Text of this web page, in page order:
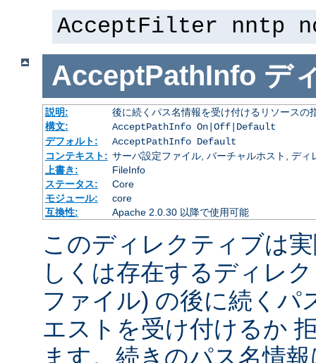
AcceptFilter nntp
AcceptPathInfo デ
説明:
後に続くパス名情報を受け付けるリソースの
構文:
AcceptPathInfo On|Off|Default
デフォルト:
AcceptPathInfo Default
コンテキスト: サーバ設定ファイル, バーチャルホスト, ディ
上書き:
FileInfo
ステータス:
Core
モジュール:
core
互換性:
Apache 2.0.30 以降で使用可能
このディレクティブは
しくは存在するディレ
ファイル) の後に続くパ
エストを受け付けるか
ます。続きのパス名情